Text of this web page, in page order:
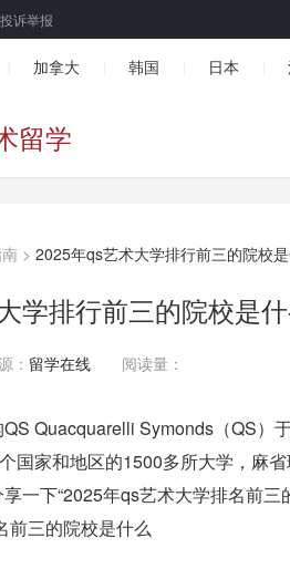
投诉举报
加拿大 韩国 日本
留学
> 2025年qs艺术大学排行前三的院校
学排行前三的院校是
： 留学在线 阅读量：
Quacquarelli Symonds（QS
国家和地区的1500多所大学，麻
一下“2025年qs艺术大学排名前三
前三的院校是什么